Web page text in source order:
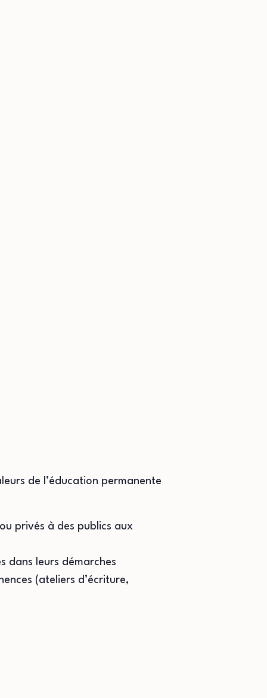
de l’éducation permanente
privés à des publics aux
dans leurs démarches
(ateliers d’écriture,